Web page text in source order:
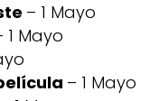
– 1 Mayo
1 Mayo
– 1 Mayo